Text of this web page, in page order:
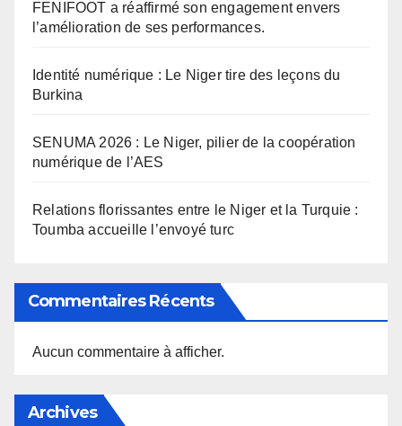
FENIFOOT a réaffirmé son engagement envers
l’amélioration de ses performances.
Identité numérique : Le Niger tire des leçons du
Burkina
SENUMA 2026 : Le Niger, pilier de la coopération
numérique de l’AES
Relations florissantes entre le Niger et la Turquie :
Toumba accueille l’envoyé turc
Commentaires Récents
Aucun commentaire à afficher.
Archives